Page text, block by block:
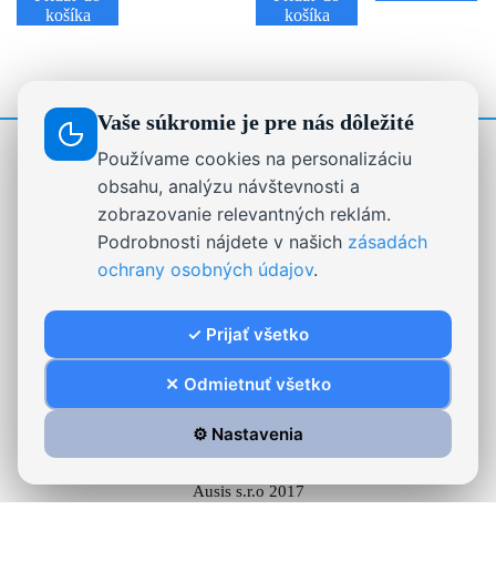
košíka
košíka
STRÁNKY
Drevené dekorácie, darčeky a nápisy na mieru |
Ausis.sk
Formulár na odstúpenie od zmluvy
On-line chat
Stabilizovaný mach.
Ausis s.r.o 2017
Vaše súkromie je pre nás dôležité
Používame cookies na personalizáciu
obsahu, analýzu návštevnosti a
zobrazovanie relevantných reklám.
Podrobnosti nájdete v našich zásadách
ochrany osobných údajov.
✓ Prijať všetko
✕ Odmietnuť všetko
⚙️ Nastavenia